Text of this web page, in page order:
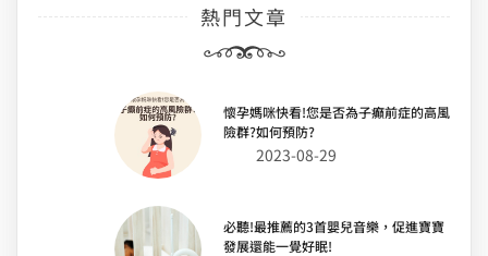
熱門文章
懷孕媽咪快看!您是否為子癲前症的高風
險群?如何預防?
2023-08-29
必聽!最推薦的3首嬰兒音樂，促進寶寶
發展還能一覺好眠!